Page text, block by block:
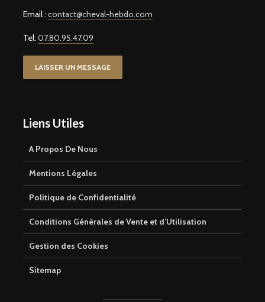
Email : contact@cheval-hebdo.com
Tel: 07.80.95.47.09
LAISSER UN MESSAGE
Liens Utiles
A Propos De Nous
Mentions Légales
Politique de Confidentialité
Conditions Générales de Vente et d’Utilisation
Gestion des Cookies
Sitemap